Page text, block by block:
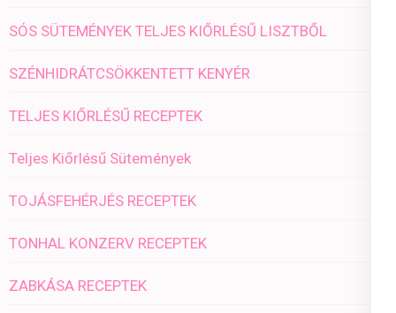
SÓS SÜTEMÉNYEK TELJES KIŐRLÉSŰ LISZTBŐL
SZÉNHIDRÁTCSÖKKENTETT KENYÉR
TELJES KIŐRLÉSŰ RECEPTEK
Teljes Kiőrlésű Sütemények
TOJÁSFEHÉRJÉS RECEPTEK
TONHAL KONZERV RECEPTEK
ZABKÁSA RECEPTEK